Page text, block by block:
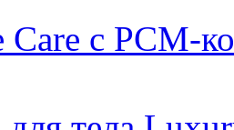
Care с PCM-